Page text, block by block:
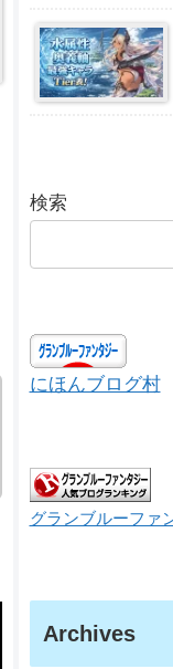
検索
にほんブログ村
グランブルーファ
Archives